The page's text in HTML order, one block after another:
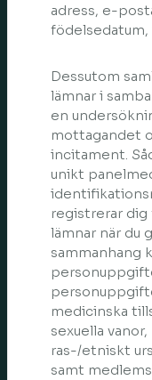
adress, e-
Dessutom
lämnar i
en
mottagandet
incitament.
unikt
registrerar
lämnar när du
sammanhang
medicinska
sexuella
ras-/etniskt
samt